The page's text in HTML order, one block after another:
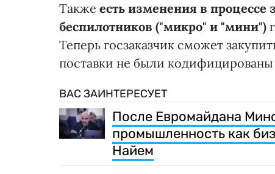
Также есть изменения в процессе
беспилотников ("микро" и "мини")
Теперь госзаказчик сможет
поставки не были
ВАС ЗАИНТЕРЕСУЕТ
После Евромайдана
промышленность как
Найем